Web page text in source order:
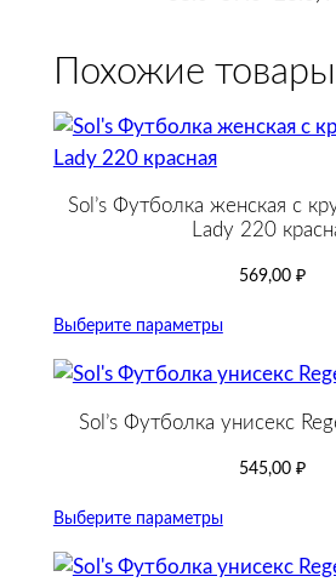
Похожие товары
Sol’s Футболка женская с
Lady 220
569,00 ₽
Выберите параметры
Sol’s Футболка унисекс
545,00 ₽
Выберите параметры